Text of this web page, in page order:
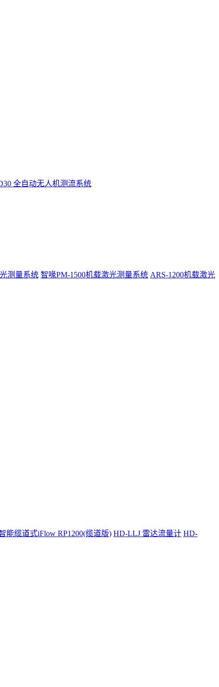
全自动无人机测流系统
测量系统 智喙PM-1500机载激光测量系统 ARS-1200机载激光
能缆道式iFlow RP1200(缆道版) HD-LLJ 雷达流量计 HD-